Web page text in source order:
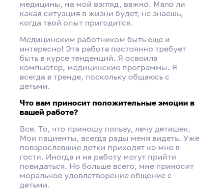
Поделиться
медицины, на мой взгляд, важно. Мало ли
какая ситуация в жизни будет, не знаешь,
когда твой опыт пригодится.
Медицинским работником быть еще и
интересно! Эта работа постоянно требует
быть в курсе тенденций. Я освоила
компьютер, медицинские программы. Я
всегда в тренде, поскольку общаюсь с
детьми.
Что вам приносит положительные эмоции в
вашей работе?
Все. То, что приношу пользу, лечу детишек.
Мои пациенты, всегда рады меня видеть. Уже
повзрослевшие детки приходят ко мне в
гости. Иногда и на работу могут прийти
повидаться. Но больше всего, мне приносит
моральное удовлетворение общение с
детьми.